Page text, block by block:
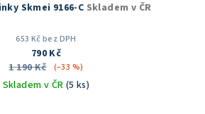
Skmei 9166-C Skladem v ČR
653 Kč bez DPH
790 Kč
1 190 Kč
(–33 %)
Skladem v ČR (5 ks)